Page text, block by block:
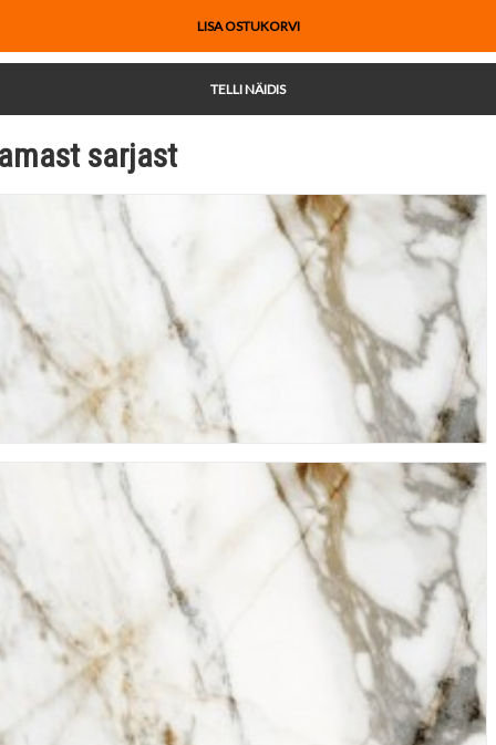
LISA OSTUKORVI
TELLI NÄIDIS
sarjast